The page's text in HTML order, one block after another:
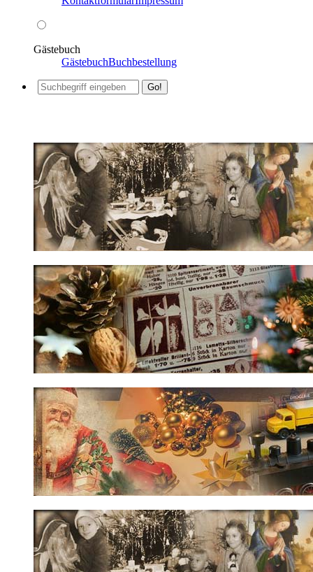
Gästebuch
GästebuchBuchbestellung